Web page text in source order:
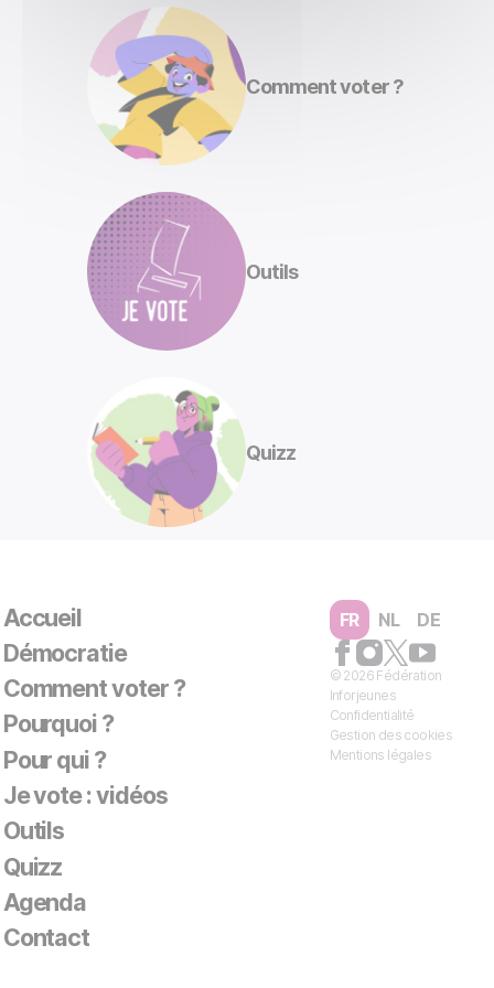
Comment voter ?
Outils
Quizz
Accueil
Démocratie
Comment voter ?
Pourquoi ?
Pour qui ?
Je vote : vidéos
Outils
Quizz
Agenda
Contact
FR NL DE
© 2026 Fédération
Inforjeunes
Confidentialité
Gestion des cookies
Mentions légales